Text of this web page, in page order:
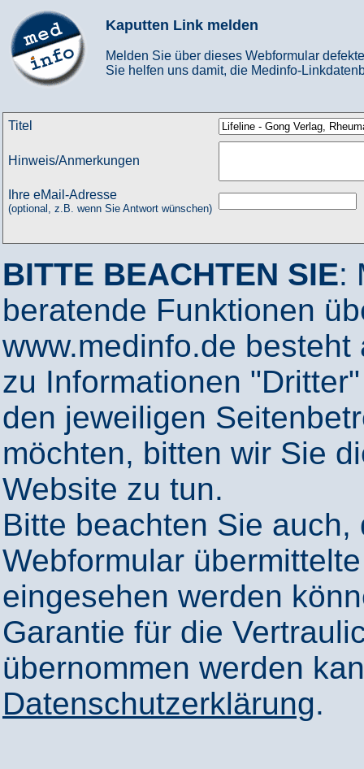
Kaputten Link melden
Melden Sie über dieses Webformular
Sie helfen uns damit, die Medinfo-
Titel
Hinweis/Anmerkungen
Ihre eMail-Adresse
(optional, z.B. wenn Sie Antwort wünschen)
BITTE BEACHTEN SIE:
beratende Funktionen
www.medinfo.de
zu Informationen
den jeweiligen
möchten, bitten wir Sie
Website zu tun.
Bitte beachten Sie
Webformular
eingesehen werden
Garantie für die
übernommen werden
Datenschutzerklärung.